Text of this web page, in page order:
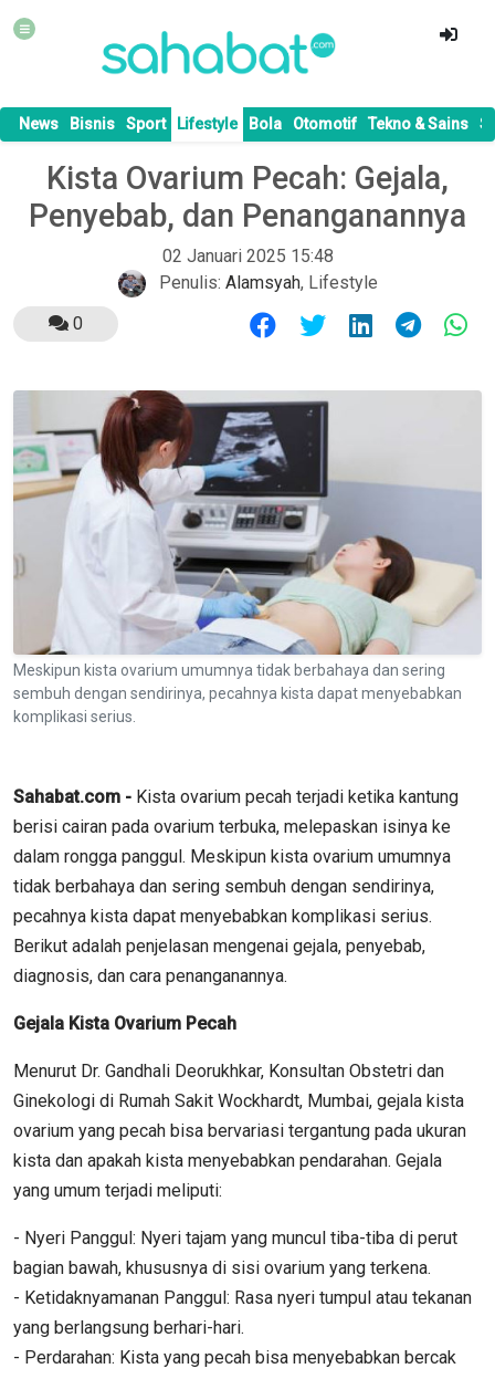
News Bisnis Sport Lifestyle Bola Otomotif Tekno & Sains
Kista Ovarium Pecah: Gejala,
Penyebab, dan Penanganannya
02 Januari 2025 15:48
Penulis: Alamsyah, Lifestyle
0
Meskipun kista ovarium umumnya tidak berbahaya dan sering
sembuh dengan sendirinya, pecahnya kista dapat menyebabkan
komplikasi serius.
Sahabat.com - Kista ovarium pecah terjadi ketika kantung
berisi cairan pada ovarium terbuka, melepaskan isinya ke
dalam rongga panggul. Meskipun kista ovarium umumnya
tidak berbahaya dan sering sembuh dengan sendirinya,
pecahnya kista dapat menyebabkan komplikasi serius.
Berikut adalah penjelasan mengenai gejala, penyebab,
diagnosis, dan cara penanganannya.
Gejala Kista Ovarium Pecah
Menurut Dr. Gandhali Deorukhkar, Konsultan Obstetri dan
Ginekologi di Rumah Sakit Wockhardt, Mumbai, gejala kista
ovarium yang pecah bisa bervariasi tergantung pada ukuran
kista dan apakah kista menyebabkan pendarahan. Gejala
yang umum terjadi meliputi:
- Nyeri Panggul: Nyeri tajam yang muncul tiba-tiba di perut
bagian bawah, khususnya di sisi ovarium yang terkena.
- Ketidaknyamanan Panggul: Rasa nyeri tumpul atau tekanan
yang berlangsung berhari-hari.
- Perdarahan: Kista yang pecah bisa menyebabkan bercak